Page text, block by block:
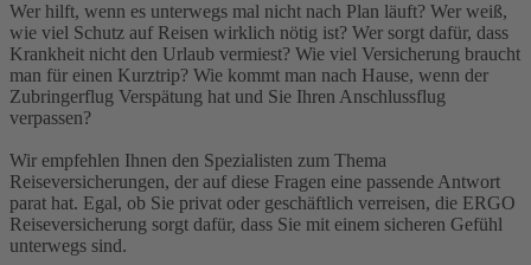
Wer hilft, wenn es unterwegs mal nicht nach Plan läuft? Wer weiß,
wie viel Schutz auf Reisen wirklich nötig ist? Wer sorgt dafür, dass
Krankheit nicht den Urlaub vermiest? Wie viel Versicherung braucht
man für einen Kurztrip? Wie kommt man nach Hause, wenn der
Zubringerflug Verspätung hat und Sie Ihren Anschlussflug
verpassen?
Wir empfehlen Ihnen den Spezialisten zum Thema
Reiseversicherungen, der auf diese Fragen eine passende Antwort
parat hat. Egal, ob Sie privat oder geschäftlich verreisen, die ERGO
Reiseversicherung sorgt dafür, dass Sie mit einem sicheren Gefühl
unterwegs sind.